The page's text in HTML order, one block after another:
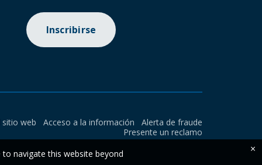
Inscribirse
sitio web Acceso a la información
Alerta de fraude
Presente un reclamo
navigate this website beyond
×